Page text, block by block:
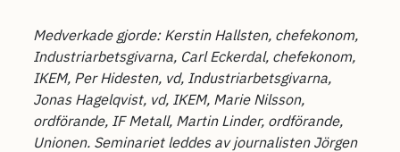
Medverkade gjorde: Kerstin Hallsten, chefekonom,
Industriarbetsgivarna, Carl Eckerdal, chefekonom,
IKEM, Per Hidesten, vd, Industriarbetsgivarna,
Jonas Hagelqvist, vd, IKEM, Marie Nilsson,
ordförande, IF Metall, Martin Linder, ordförande,
Unionen. Seminariet leddes av journalisten Jörgen